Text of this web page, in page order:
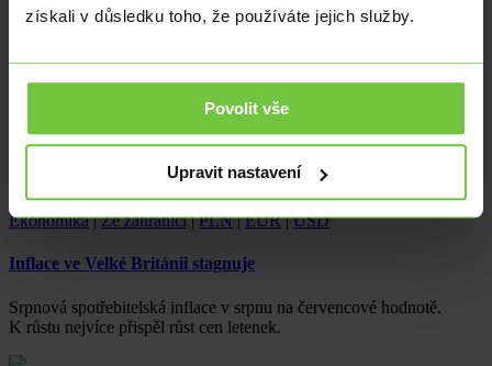
získali v důsledku toho, že používáte jejich služby.
Povolit vše
Upravit nastavení
Australská centrální banka spouští tříletý program pro
Australská centrální banka, známá jako Reserve Bank of Australia
(RBA), zahájila tříletý projekt zaměřený na vývoj velkoobchodní…
Ekonomika|Ze zahraničí|PLN|EUR|USD
Inflace ve Velké Británii stagnuje
Srpnová spotřebitelská inflace v srpnu na červencové hodnotě.
K růstu nejvíce přispěl růst cen letenek.